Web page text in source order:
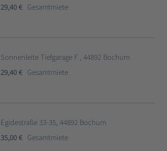
29,40 € Gesamtmiete
Sonnenleite Tiefgarage F , 44892 Bochum
29,40 € Gesamtmiete
Egidestraße 33-35, 44892 Bochum
35,00 € Gesamtmiete